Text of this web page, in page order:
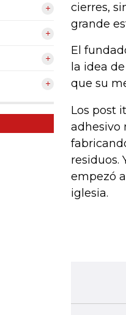
cierres,
grande
El
la idea
que su
Los post
adhesivo
residuos.
empezó
iglesia.